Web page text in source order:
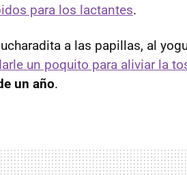
para los lactantes.
a las papillas, al
un poquito para aliviar la
un año.